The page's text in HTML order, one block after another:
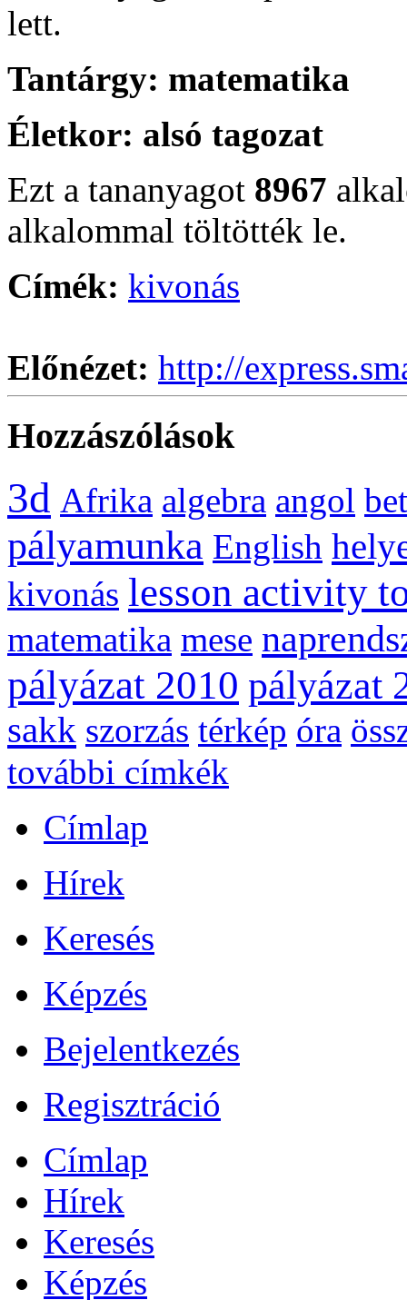
lett.
Tantárgy: matematika
Életkor: alsó tagozat
Ezt a tananyagot 8967
alkalommal töltötték le.
Címék: kivonás
Előnézet: http://
Hozzászólások
3d Afrika algebra angol
pályamunka English
kivonás lesson activity
matematika mese
pályázat 2010 pályázat
sakk szorzás térkép óra
további címkék
Címlap
Hírek
Keresés
Képzés
Bejelentkezés
Regisztráció
Címlap
Hírek
Keresés
Képzés